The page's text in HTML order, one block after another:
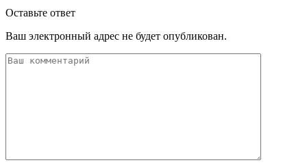
Оставьте ответ
Ваш электронный адрес не будет опубликован.